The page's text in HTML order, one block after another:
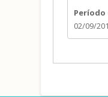
02/09/